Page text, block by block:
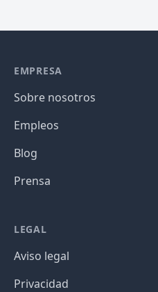
EMPRESA
Sobre nosotros
Empleos
Blog
Prensa
LEGAL
Aviso legal
Privacidad